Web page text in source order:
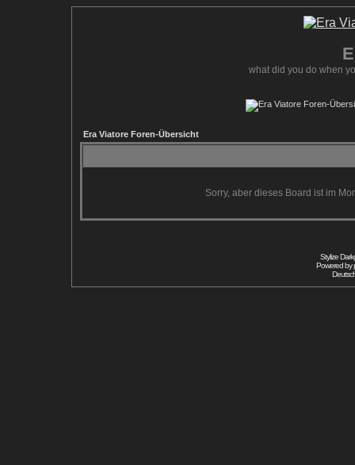
what did you do when
Era Viatore Foren-Übersicht
Sorry, aber dieses Board ist im
Stylize
Powered by